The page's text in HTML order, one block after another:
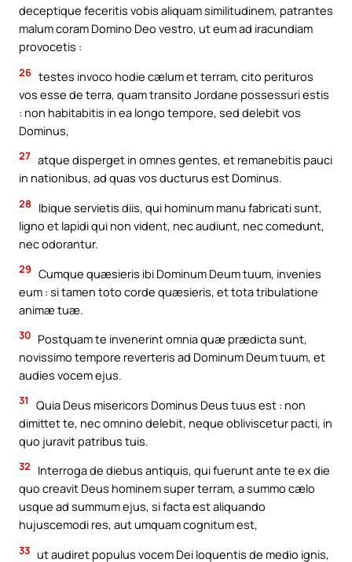
deceptique feceritis vobis aliquam similitudinem, patrantes
malum coram Domino Deo vestro, ut eum ad iracundiam
provocetis :
26 testes invoco hodie cælum et terram, cito perituros
vos esse de terra, quam transito Jordane possessuri estis
: non habitabitis in ea longo tempore, sed delebit vos
Dominus,
27 atque disperget in omnes gentes, et remanebitis pauci
in nationibus, ad quas vos ducturus est Dominus.
28
Ibique servietis diis, qui hominum manu fabricati sunt,
ligno et lapidi qui non vident, nec audiunt, nec comedunt,
nec odorantur.
29 Cumque quæsieris ibi Dominum Deum tuum, invenies
eum : si tamen toto corde quæsieris, et tota tribulatione
animæ tuæ.
30 Postquam te invenerint omnia quæ prædicta sunt,
novissimo tempore reverteris ad Dominum Deum tuum, et
audies vocem ejus.
31
Quia Deus misericors Dominus Deus tuus est : non
dimittet te, nec omnino delebit, neque obliviscetur pacti, in
quo juravit patribus tuis.
32
Interroga de diebus antiquis, qui fuerunt ante te ex die
quo creavit Deus hominem super terram, a summo cælo
usque ad summum ejus, si facta est aliquando
hujuscemodi res, aut umquam cognitum est,
33 ut audiret populus vocem Dei loquentis de medio ignis,